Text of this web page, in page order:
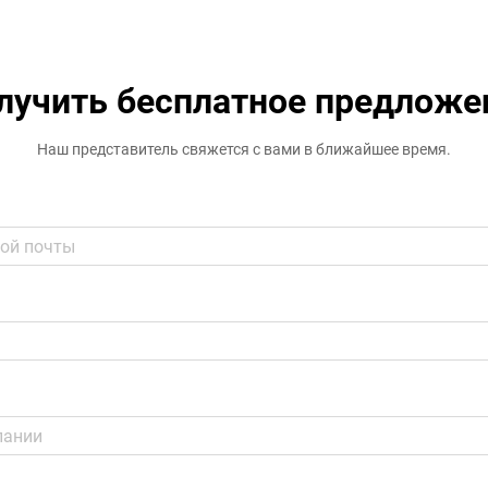
бесплатное
Наш представитель свяжется с вами в ближайшее время.